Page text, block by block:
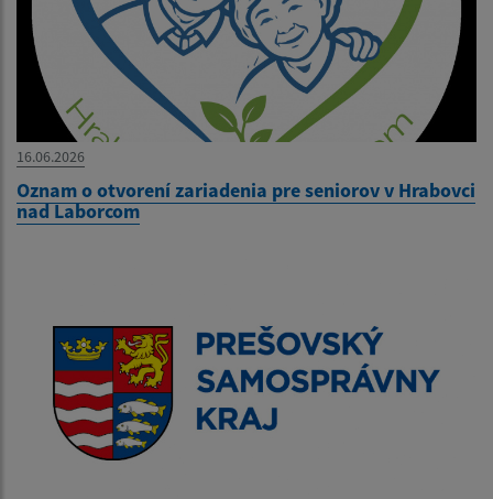
16.06.2026
Oznam o otvorení zariadenia pre seniorov v Hrabovci
nad Laborcom